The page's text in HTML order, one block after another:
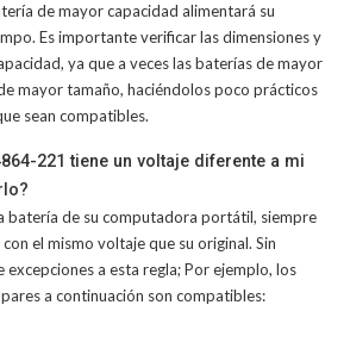
de mayor capacidad alimentará su
Es importante verificar las dimensiones y
ya que a veces las baterías de mayor
mayor tamaño, haciéndolos poco prácticos
sean compatibles.
221 tiene un voltaje diferente a mi
batería de su computadora portátil, siempre
el mismo voltaje que su original. Sin
excepciones a esta regla; Por ejemplo, los
a continuación son compatibles: